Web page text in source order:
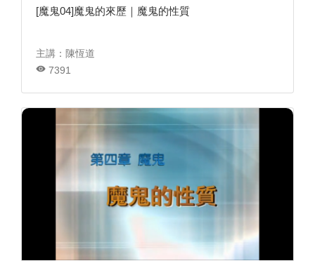
[魔鬼04]魔鬼的來歷｜魔鬼的性質
主講：陳恆道
7391